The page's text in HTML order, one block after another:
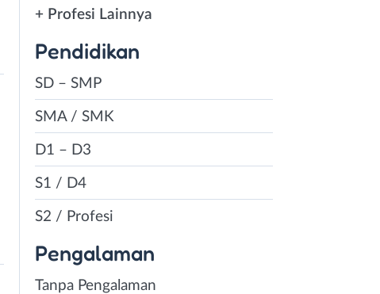
+ Profesi Lainnya
Pendidikan
SD – SMP
SMA / SMK
D1 – D3
S1 / D4
S2 / Profesi
Pengalaman
Tanpa Pengalaman